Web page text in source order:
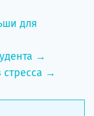
для
→
стресса →